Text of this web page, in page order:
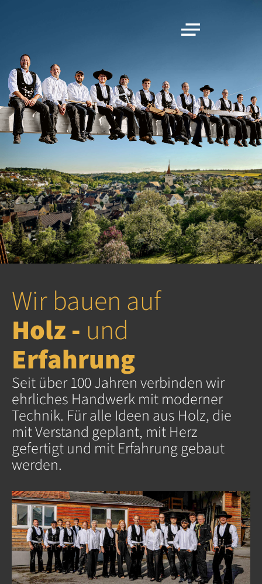
Wir bauen auf
Holz - und
Erfahrung
Seit über 100 Jahren verbinden wir
ehrliches Handwerk mit moderner
Technik. Für alle Ideen aus Holz, die
mit Verstand geplant, mit Herz
gefertigt und mit Erfahrung gebaut
werden.